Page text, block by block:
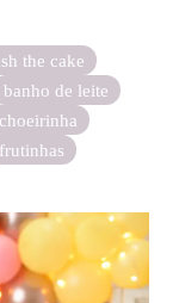
the cake
banho de leite
frutinhas